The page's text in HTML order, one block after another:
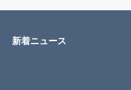
新着ニュース